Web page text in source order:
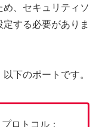
、セキュリティソ
する必要がありま
下のポートです。
ロトコル：